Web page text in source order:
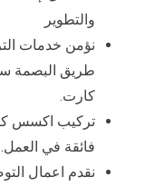
والتطوير
نؤمن خدمات
طريق البصمة
كارت.
تركيب اكسس
فائقة في العمل.